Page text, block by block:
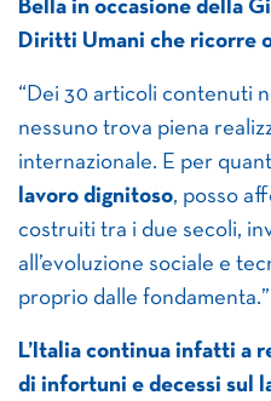
Bella in occasione della
Diritti Umani che ricorre
“Dei 30 articoli contenuti
nessuno trova piena
internazionale. E per
lavoro dignitoso, posso
costruiti tra i due secoli,
all’evoluzione sociale e
proprio dalle fondamenta.”
L’Italia continua infatti a
di infortuni e decessi sul